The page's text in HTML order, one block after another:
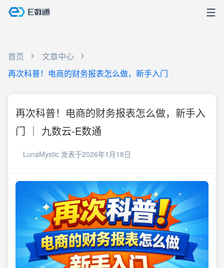
首页
文章中心
再次科普！电商的财务报表怎么做，新手入门
再次科普！电商的财务报表怎么做，新手入
门 ｜ 九数云-E数通
LunaMystic 发表于2026年1月18日